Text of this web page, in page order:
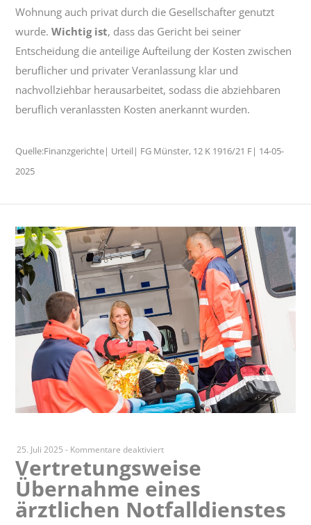
Wohnung auch privat durch die Gesellschafter genutzt
wurde.Wichtig ist, dass das Gericht bei seiner
Entscheidung die anteilige Aufteilung der Kosten zwischen
beruflicher und privater Veranlassung klar und
nachvollziehbar herausarbeitet, sodass die abziehbaren
beruflich veranlassten Kosten anerkannt wurden.
Quelle:Finanzgerichte| Urteil| FG Münster, 12 K 1916/21 F| 14-05-
2025
25. Juli 2025 - Kommentare deaktiviertfür
Vertretungsweise
eines
ärztlichen
Vertretungsweise
Übernahme eines
ärztlichen Notfalldienstes